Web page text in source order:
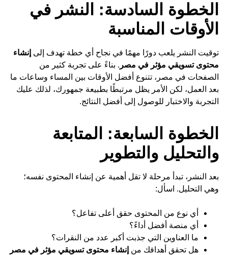
الخطوة السادسة: النشر في
الأوقات المناسبة
توقيت النشر يلعب دورًا مهمًا في نجاح أي خطة تهدف إلى إنشاء
محتوى تسويقي مؤثر في مصر . بناءً على تجربة كثير من
الصفحات في مصر، تتنوع أفضل الأوقات بين المساء وساعات ما
بعد العمل، لكن الأمر يظل مرتبطًا بطبيعة جمهورك، لذلك عليك
التجربة والاختبار للوصول إلى أفضل النتائج.
الخطوة السابعة: المتابعة
والتحليل والتطوير
بعد النشر، تبدأ مرحلة لا تقل أهمية عن إنشاء المحتوى نفسه؛
وهي التحليل. اسأل:
أي نوع من المحتوى حقق أعلى تفاعل؟
أي منصة أفضل أداءً؟
ما العناوين التي جذبت أكبر عدد من النقرات؟
هل تحقق أهدافك من إنشاء محتوى تسويقي مؤثر في مصر